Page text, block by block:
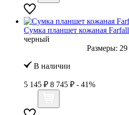
Сумка планшет кожаная
черный
Размеры: 29
В наличии
5 145 ₽ 8 745 ₽ - 41%